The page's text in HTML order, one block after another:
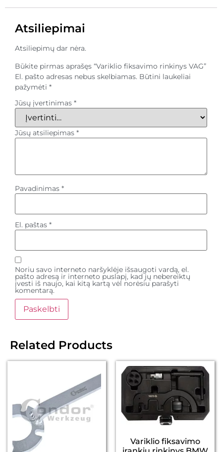
Atsiliepimai
Atsiliepimų dar nėra.
Būkite pirmas aprašęs “Variklio fiksavimo rinkinys VAG”
El. pašto adresas nebus skelbiamas. Būtini laukeliai
pažymėti *
Jūsų įvertinimas *
Jūsų atsiliepimas *
Pavadinimas *
El. paštas *
Noriu savo interneto naršyklėje išsaugoti vardą, el.
pašto adresą ir interneto puslapį, kad jų nebereiktų
įvesti iš naujo, kai kitą kartą vėl norėsiu parašyti
komentarą.
Related Products
Variklio fiksavimo